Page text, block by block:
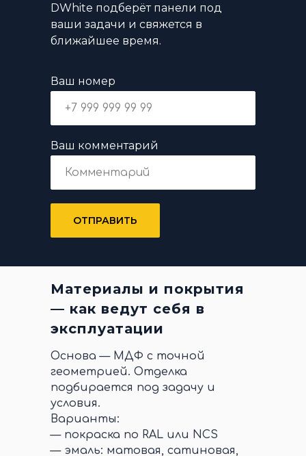
DWhite подберёт панели под
ваши задачи и свяжется в
ближайшее время.
Ваш номер
Ваш комментарий
ОТПРАВИТЬ
Материалы и покрытия
— как ведут себя в
эксплуатации
Основа — МДФ с точной
геометрией. Отделка
подбирается под задачу и
условия.
Варианты:
— покраска по RAL или NCS
— эмаль: матовая, сатиновая,